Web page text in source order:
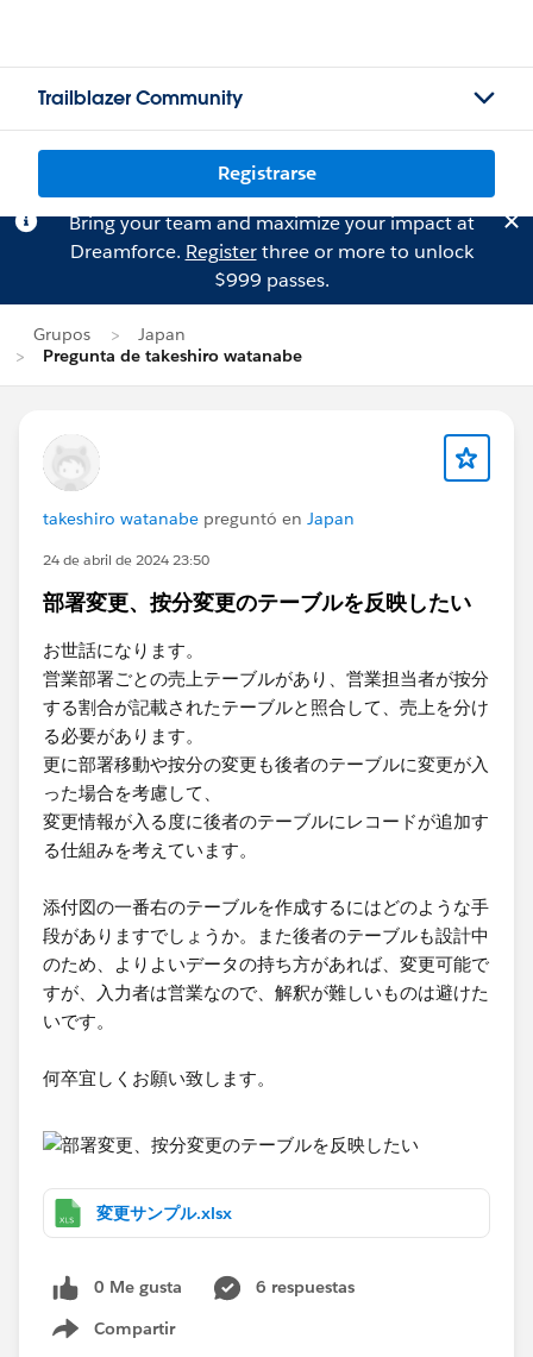
Trailblazer Community
Registrarse
Bring your team and maximize your impact at
Dreamforce. Registerthree or more to unlock
$999 passes.
Grupos
Japan
Pregunta de takeshiro watanabe
takeshiro watanabe preguntó en Japan
24 de abril de 2024 23:50
部署変更、按分変更のテーブルを反映したい
お世話になります。
営業部署ごとの売上テーブルがあり、営業担当者が按分
する割合が記載されたテーブルと照合して、売上を分け
る必要があります。
更に部署移動や按分の変更も後者のテーブルに変更が入
った場合を考慮して、
変更情報が入る度に後者のテーブルにレコードが追加す
る仕組みを考えています。
添付図の一番右のテーブルを作成するにはどのような手
段がありますでしょうか。また後者のテーブルも設計中
のため、よりよいデータの持ち方があれば、変更可能で
すが、入力者は営業なので、解釈が難しいものは避けた
いです。
何卒宜しくお願い致します。
変更サンプル.xlsx
0 Me gusta
6 respuestas
Compartir
Show menu